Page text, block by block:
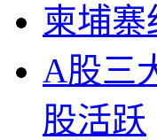
柬埔寨
A股三
股活跃